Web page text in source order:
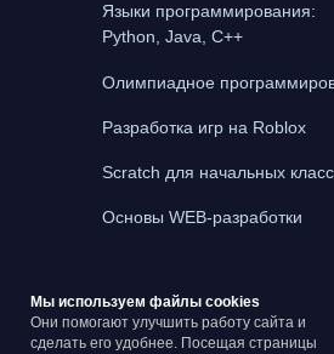
Мы используем файлы cookies
Они помогают улучшить работу сайта и
сделать его удобнее. Посещая страницы
Языки программирования:
Python, Java, C++
Олимпиадное
Разработка игр на Roblox
Scratch для начальных
Основы WEB-разработки
Политика